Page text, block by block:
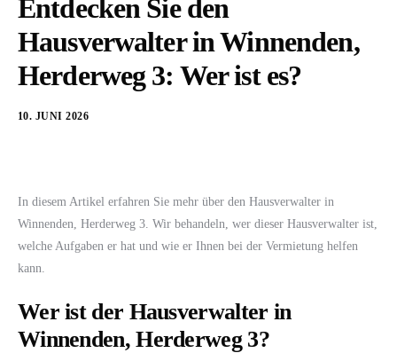
Entdecken Sie den
Hausverwalter in Winnenden,
Herderweg 3: Wer ist es?
10. JUNI 2026
In diesem Artikel erfahren Sie mehr über den Hausverwalter in
Winnenden, Herderweg 3. Wir behandeln, wer dieser Hausverwalter ist,
welche Aufgaben er hat und wie er Ihnen bei der Vermietung helfen
kann.
Wer ist der Hausverwalter in
Winnenden, Herderweg 3?